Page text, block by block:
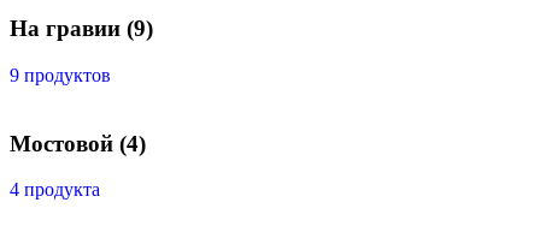
На гравии (9)
9 продуктов
Мостовой (4)
4 продукта